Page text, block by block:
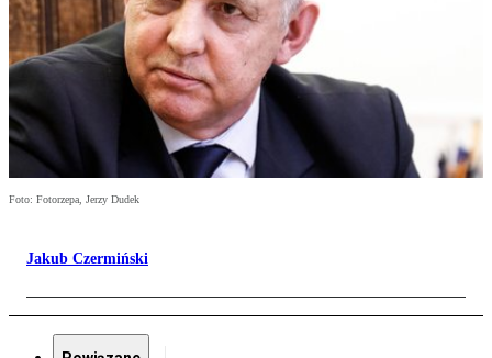
Foto: Fotorzepa, Jerzy Dudek
Jakub Czermiński